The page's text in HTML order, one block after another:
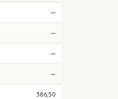
—
—
—
—
386,50